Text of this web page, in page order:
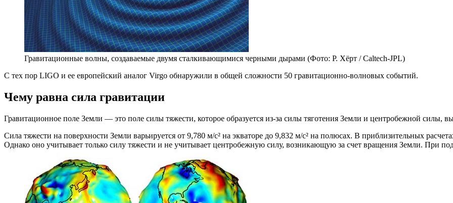
Гравитационные волны, создаваемые двумя сталкивающимися черными дырами (Фото: Р. Хёрт / Caltech-JPL)
С тех пор LIGO и ее европейский аналог Virgo обнаружили в общей сложности 50 гравитационно-волновых событий.
Чему равна сила гравитации
Гравитационное поле Земли — это поле силы тяжести, которое образуется из-за силы тяготения Земли и центробежной силы,
Сила тяжести на поверхности Земли варьируется от 9,780 м/с² на экваторе до 9,832 м/с² на полюсах. В приблизительных
Однако оно учитывает только силу тяжести и не учитывает центробежную силу, возникающую за счет вращения Земли. При